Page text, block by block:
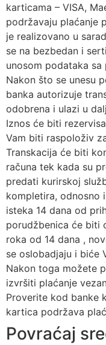
karticama – VISA,
podržavaju plaćanje
je realizovano u
se na bezbedan i
unosom podataka
Nakon što se unesu
banka autorizuje
odobrena i ulazi u
Iznos će biti
Vam biti raspoloživ
Transkacija će biti
računa tek kada su
predati kurirskoj
kompletira, odnosno
isteka 14 dana od
porudžbenica će biti
roka od 14 dana ,
se oslobadjaju i biće
Nakon toga možete
izvršiti plaćanje
Proverite kod banke
kartica podržava
Povraćaj